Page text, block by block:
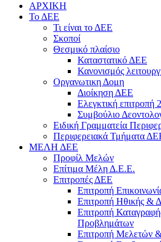
ΑΡΧΙΚΗ
Το ΔΕΕ
Τι είναι το ΔΕΕ
Σκοποί
Θεσμικό πλαίσιο
Καταστατικό ΔΕΕ
Κανονισμός
Οργανωτικη Δομη
Διοίκηση ΔΕΕ
Ελεγκτική επιτροπή
Συμβούλιο
Ειδική Γραμματεία
Περιφερειακά Τμήματα
ΜΕΛΗ ΔΕΕ
Προφίλ Μελών
Επίτιμα Mέλη Δ.Ε.Ε.
Επιτροπές ΔΕΕ
Επιτροπή
Επιτροπή Ηθικής &
Επιτροπή
Προβλημάτων
Επιτροπή Μελετών